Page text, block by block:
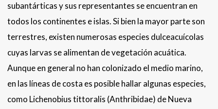
subantárticas y sus representantes se encuentran en
todos los continentes e islas. Si bien la mayor parte son
terrestres, existen numerosas especies dulceacuícolas
cuyas larvas se alimentan de vegetación acuática.
Aunque en general no han colonizado el medio marino,
en las líneas de costa es posible hallar algunas especies,
como Lichenobius tittoralis (Anthribidae) de Nueva